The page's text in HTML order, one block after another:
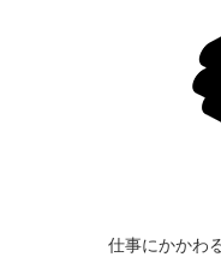
仕事にかかわ